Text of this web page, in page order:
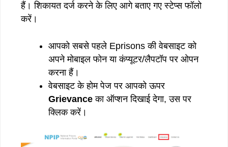
हैं। शिकायत दर्ज करने के लिए आगे बताए गए स्टेप्स फॉलो
करें।
आपको सबसे पहले Eprisons की वेबसाइट को
अपने मोबाइल फोन या कंप्यूटर/लैपटॉप पर ओपन
करना हैं।
वेबसाइट के होम पेज पर आपको ऊपर
Grievance का ऑप्शन दिखाई देगा, उस पर
क्लिक करें।